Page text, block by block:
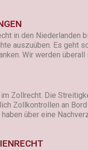
in den Niederlanden
auszuüben. Es geht
Wir werden
Zollrecht. Die
Zollkontrollen an
über eine